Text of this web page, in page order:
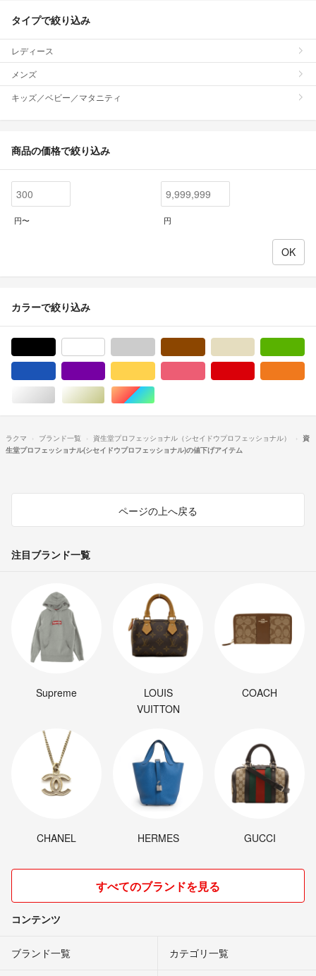
タイプで絞り込み
レディース
メンズ
キッズ／ベビー／マタニティ
商品の価格で絞り込み
円〜 円
カラーで絞り込み
シルバー/銀色系ゴールド/金色系マルチカラー
ラクマ ブランド一覧 資生堂プロフェッショナル（シセイドウプロフェッショナル）
資
生堂プロフェッショナル(シセイドウプロフェッショナル)の値下げアイテム
ページの上へ戻る
注目ブランド一覧
Supreme
LOUIS
VUITTON
COACH
CHANEL HERMES GUCCI
すべてのブランドを見る
コンテンツ
ブランド一覧 カテゴリ一覧